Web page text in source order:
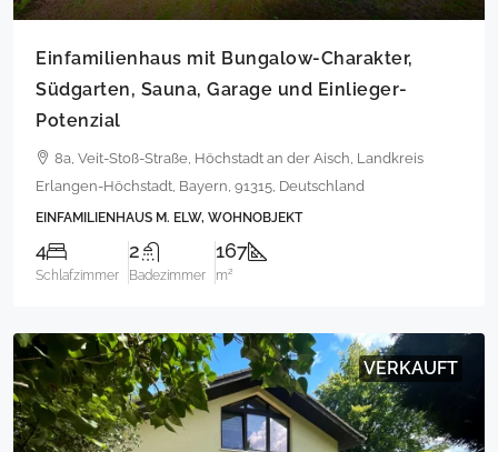
Einfamilienhaus mit Bungalow-Charakter,
Südgarten, Sauna, Garage und Einlieger-
Potenzial
8a, Veit-Stoß-Straße, Höchstadt an der Aisch, Landkreis
Erlangen-Höchstadt, Bayern, 91315, Deutschland
EINFAMILIENHAUS M. ELW, WOHNOBJEKT
4
Schlafzimmer
2
Badezimmer
167
m²
VERKAUFT